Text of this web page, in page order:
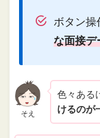
ボタン操
な面接デ
そえ
色々ある
けるのが